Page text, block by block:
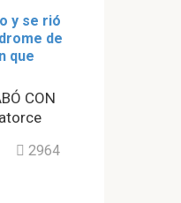
y se rió
de
que
CON
2964